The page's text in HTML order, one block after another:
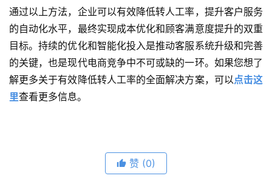
通过以上方法，企业可以有效降低转人工率，提升客户服务
的自动化水平，最终实现成本优化和顾客满意度提升的双重
目标。持续的优化和智能化投入是推动客服系统升级和完善
的关键，也是现代电商竞争中不可或缺的一环。如果您想了
解更多关于有效降低转人工率的全面解决方案，可以点击这
里查看更多信息。
赞 (0)